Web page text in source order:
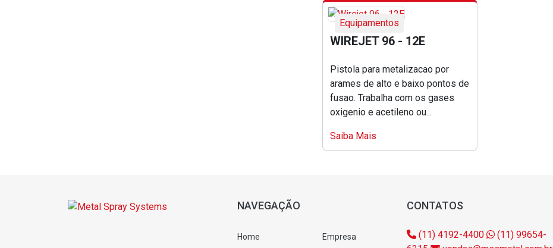
Equipamentos
WIREJET 96 - 12E
Pistola para metalizacao por
arames de alto e baixo pontos de
fusao. Trabalha com os gases
oxigenio e acetileno ou...
Saiba Mais
NAVEGAÇÃO
Home Empresa
CONTATOS
(11) 4192-4400
(11) 99654-